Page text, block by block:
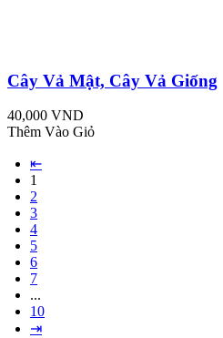
Cây Vả Mật, Cây Vả Giống
40,000 VND
Thêm Vào Giỏ
⇤
1
2
3
4
5
6
7
...
10
⇥